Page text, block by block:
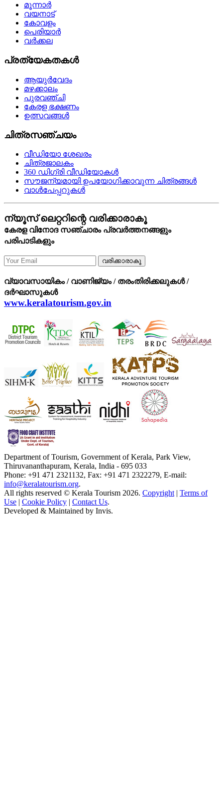
മൂന്നാര്‍
വയനാട്
കോവളം
പെരിയാര്‍
വര്‍ക്കല
പ്രത്യേകതകള്‍
ആയുര്‍വേദം
മഴക്കാലം
പുരവഞ്ചി
കേരള ഭക്ഷണം
ഉത്സവങ്ങള്‍
ചിത്രസഞ്ചയം
വീഡിയോ ശേഖരം
ചിത്രജാലകം
360 ഡിഗ്രി വീഡിയോകള്‍
സൗജന്യമായി ഉപയോഗിക്കാവുന്ന ചിത്രങ്ങള്‍
വാള്‍പേപ്പറുകള്‍
ന്യൂസ് ലെറ്ററിന്റെ വരിക്കാരാകൂ
കേരള വിനോദ സഞ്ചാരം പ്രവര്‍ത്തനങ്ങളും
പരിപാടികളും
വരിക്കാരാകൂ
വ്യാവസായികം / വാണിജ്യം / തരംതിരിക്കലുകള്‍ /
ദര്‍ഘാസുകള്‍
www.keralatourism.gov.in
Department of Tourism, Government of Kerala, Park View,
Thiruvananthapuram, Kerala, India - 695 033
Phone: +91 471 2321132, Fax: +91 471 2322279, E-mail:
info@keralatourism.org.
All rights reserved © Kerala Tourism 2026. Copyright | Terms of
Use | Cookie Policy | Contact Us.
Developed & Maintained by Invis.